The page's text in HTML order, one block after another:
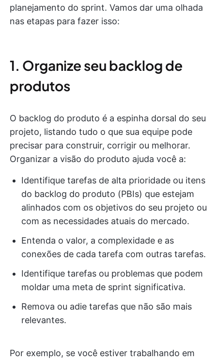
planejamento do sprint. Vamos dar uma olhada
nas etapas para fazer isso:
1. Organize seu backlog de
produtos
O backlog do produto é a espinha dorsal do seu
projeto, listando tudo o que sua equipe pode
precisar para construir, corrigir ou melhorar.
Organizar a visão do produto ajuda você a:
Identifique tarefas de alta prioridade ou itens
do backlog do produto (PBIs) que estejam
alinhados com os objetivos do seu projeto ou
com as necessidades atuais do mercado.
Entenda o valor, a complexidade e as
conexões de cada tarefa com outras tarefas.
Identifique tarefas ou problemas que podem
moldar uma meta de sprint significativa.
Remova ou adie tarefas que não são mais
relevantes.
Por exemplo, se você estiver trabalhando em